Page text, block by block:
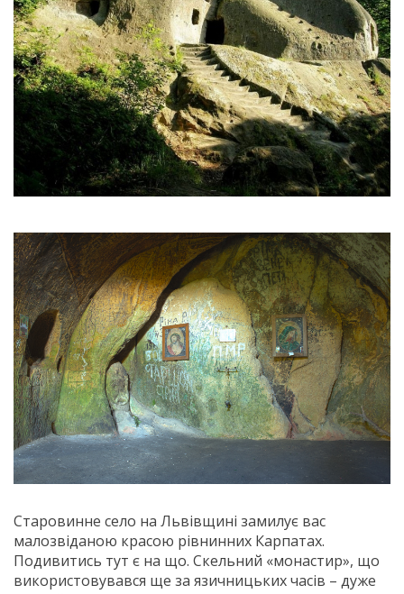
Старовинне село на Львівщині замилує вас
малозвіданою красою рівнинних Карпатах.
Подивитись тут є на що. Скельний «монастир», що
використовувався ще за язичницьких часів – дуже